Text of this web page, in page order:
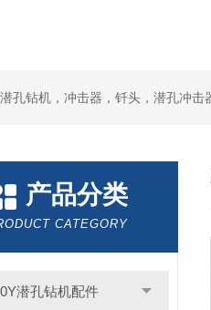
产品分类
CATEGORY
潜孔钻机配件